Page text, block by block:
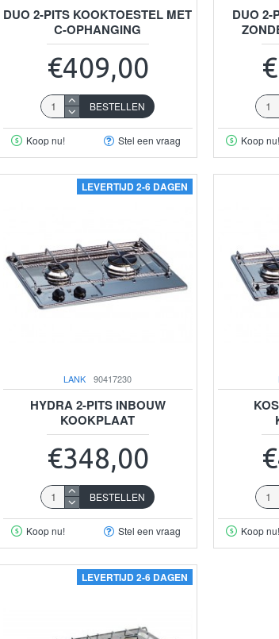
DUO 2-PITS KOOKTOESTEL MET
C-OPHANGING
€409,00
BESTELLEN
Koop nu! Stel een vraag
DUO 2-
Koop nu!
LEVERTIJD 2-6 DAGEN
LANK 90417230
HYDRA 2-PITS INBOUW
KOOKPLAAT
€348,00
BESTELLEN
Koop nu! Stel een vraag Koop nu!
LEVERTIJD 2-6 DAGEN